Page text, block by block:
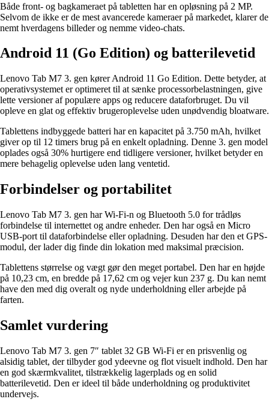
Både front- og bagkameraet på tabletten har en opløsning på 2 MP.
Selvom de ikke er de mest avancerede kameraer på markedet, klarer de
nemt hverdagens billeder og nemme video-chats.
Android 11 (Go Edition) og batterilevetid
Lenovo Tab M7 3. gen kører Android 11 Go Edition. Dette betyder, at
operativsystemet er optimeret til at sænke processorbelastningen, give
lette versioner af populære apps og reducere dataforbruget. Du vil
opleve en glat og effektiv brugeroplevelse uden unødvendig bloatware.
Tablettens indbyggede batteri har en kapacitet på 3.750 mAh, hvilket
giver op til 12 timers brug på en enkelt opladning. Denne 3. gen model
oplades også 30% hurtigere end tidligere versioner, hvilket betyder en
mere behagelig oplevelse uden lang ventetid.
Forbindelser og portabilitet
Lenovo Tab M7 3. gen har Wi-Fi-n og Bluetooth 5.0 for trådløs
forbindelse til internettet og andre enheder. Den har også en Micro
USB-port til dataforbindelse eller opladning. Desuden har den et GPS-
modul, der lader dig finde din lokation med maksimal præcision.
Tablettens størrelse og vægt gør den meget portabel. Den har en højde
på 10,23 cm, en bredde på 17,62 cm og vejer kun 237 g. Du kan nemt
have den med dig overalt og nyde underholdning eller arbejde på
farten.
Samlet vurdering
Lenovo Tab M7 3. gen 7″ tablet 32 GB Wi-Fi er en prisvenlig og
alsidig tablet, der tilbyder god ydeevne og flot visuelt indhold. Den har
en god skærmkvalitet, tilstrækkelig lagerplads og en solid
batterilevetid. Den er ideel til både underholdning og produktivitet
undervejs.